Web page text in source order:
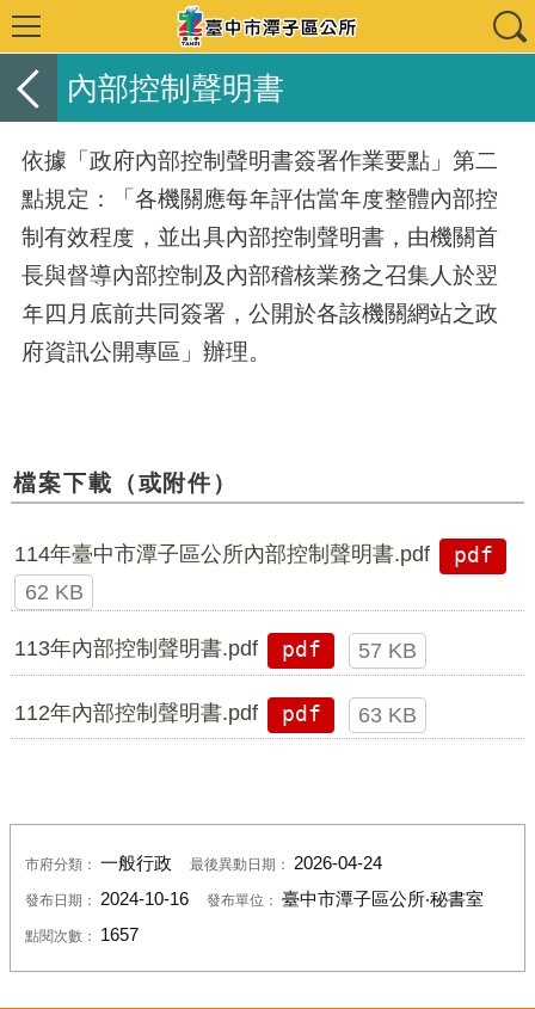
內部控制聲明書
依據「政府內部控制聲明書簽署作業要點」第二
點規定：「各機關應每年評估當年度整體內部控
制有效程度，並出具內部控制聲明書，由機關首
長與督導內部控制及內部稽核業務之召集人於翌
年四月底前共同簽署，公開於各該機關網站之政
府資訊公開專區」辦理。
檔案下載（或附件）
114年臺中市潭子區公所內部控制聲明書.pdf
pdf
62 KB
113年內部控制聲明書.pdf pdf 57 KB
112年內部控制聲明書.pdf pdf 63 KB
市府分類： 一般行政 最後異動日期： 2026-04-24
發布日期： 2024-10-16 發布單位： 臺中市潭子區公所‧秘書室
點閱次數： 1657